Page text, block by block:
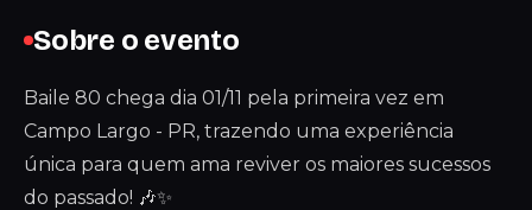
Sobre o evento
Baile 80 chega dia 01/11 pela primeira vez em
Campo Largo - PR, trazendo uma experiência
única para quem ama reviver os maiores sucessos
do passado! 🎶✨